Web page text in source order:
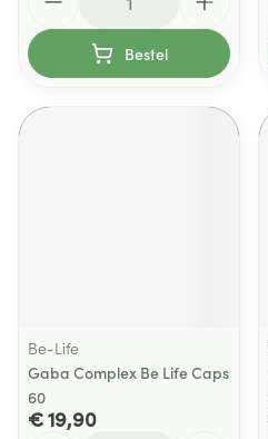
Bestel
Be-Life
Gaba Complex Be Life Caps
60
€ 19,90